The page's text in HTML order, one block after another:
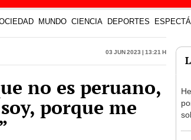
MUNDO CIENCIA DEPORTES
03 Jun 2023 | 13:21 h
no es peruano,
porque me